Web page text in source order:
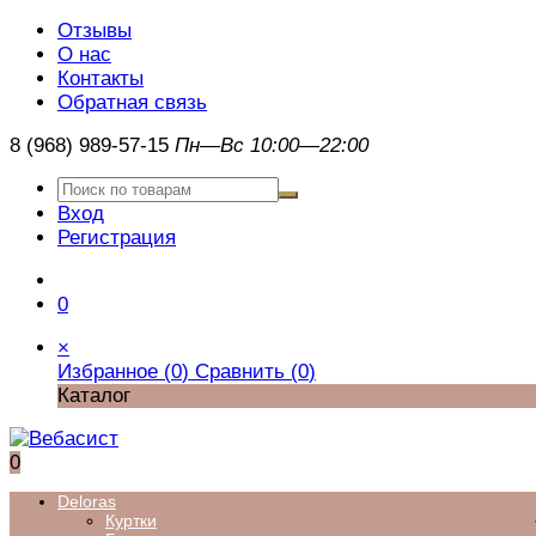
Отзывы
О нас
Контакты
Обратная связь
8 (968) 989-57-15 Пн—Вс 10:00—22:00
Вход
Регистрация
0
×
Избранное (0) Сравнить (0)
Каталог
0
Deloras
Куртки